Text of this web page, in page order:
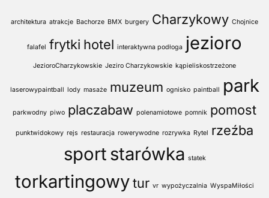
architektura atrakcje Bachorze BMX burgery Charzykowy Chojnice
falafel frytki hotel interaktywna podłoga jezioro
JezioroCharzykowskie Jeziro Charzykowskie kąpieliskostrzeżone
laserowypaintball lody masaże muzeum ognisko paintball park
parkwodny piwo placzabaw polenamiotowe pomnik pomost
punktwidokowy rejs restauracja rowerywodne rozrywka Rytel rzeźba
sport starówka statek
torkartingowytur vr wypożyczalnia WyspaMiłości